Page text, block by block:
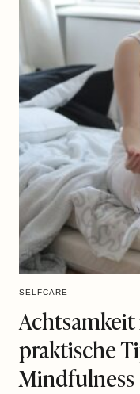
SELFCARE
Achtsamkeit
praktische
Mindfulness